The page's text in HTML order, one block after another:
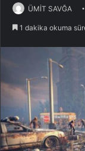
ÜMİT SAVĞA
1 dakika okuma